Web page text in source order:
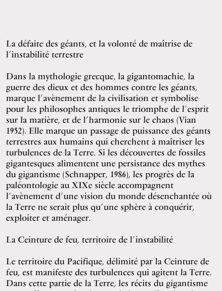
La défaite des géants, et la volonté de maîtrise de
l’instabilité terrestre
Dans la mythologie grecque, la gigantomachie, la
guerre des dieux et des hommes contre les géants,
marque l’avènement de la civilisation et symbolise
pour les philosophes antiques le triomphe de l’esprit
sur la matière, et de l’harmonie sur le chaos (Vian
1952). Elle marque un passage de puissance des géants
terrestres aux humains qui cherchent à maîtriser les
turbulences de la Terre. Si les découvertes de fossiles
gigantesques alimentent une persistance des mythes
du gigantisme (Schnapper, 1986), les progrès de la
paléontologie au XIXe siècle accompagnent
l’avènement d’une vision du monde désenchantée où
la Terre ne serait plus qu’une sphère à conquérir,
exploiter et aménager.
La Ceinture de feu, territoire de l’instabilité
Le territoire du Pacifique, délimité par la Ceinture de
feu, est manifeste des turbulences qui agitent la Terre.
Dans cette partie de la Terre, les récits du gigantisme